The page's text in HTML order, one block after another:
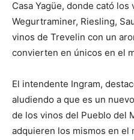
Casa Yagüe, donde cató
Wegurtraminer, Riesling,
vinos de Trevelin con un
convierten en únicos en el
El intendente Ingram,
aludiendo a que es un
de los vinos del Pueblo del
adquieren los mismos en el